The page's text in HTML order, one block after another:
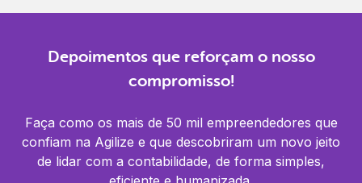
Depoimentos que reforçam o nosso
compromisso!
Faça como os mais de 50 mil empreendedores que
confiam na Agilize e que descobriram um novo jeito
de lidar com a contabilidade, de forma simples,